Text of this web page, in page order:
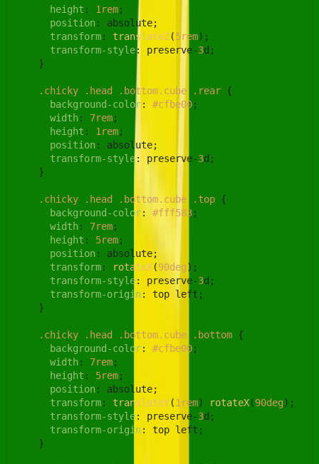
height : 1rem;
position: absolute;
transform: translateZ(5rem);
transform-style: preserve-3d;
    }
.chicky .head .bottom.cube .rear {
background-color: #cfbe00;
width: 7rem;
height : 1rem;
position: absolute;
transform-style: preserve-3d;
    }
.chicky .head .bottom.cube .top {
background-color: #fff583;
width: 7rem;
height : 5rem;
position: absolute;
transform: rotateX(90deg);
transform-style: preserve-3d;
transform-origin : top left;
    }
.chicky .head .bottom.cube .bottom {
background-color: #cfbe00;
width: 7rem;
height : 5rem;
position: absolute;
transform: translateY(1rem) rotateX(90deg);
transform-style: preserve-3d;
transform-origin : top left;
    }